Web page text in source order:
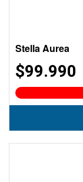
Stella Aurea
$99.990